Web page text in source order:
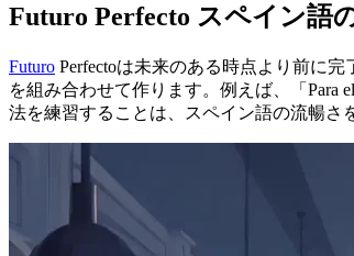
Futuro Perfecto スペイン語
Futuro Perfectoは未来のある時点より前に
を組み合わせて作ります。例えば、「Para
法を練習することは、スペイン語の流暢さ